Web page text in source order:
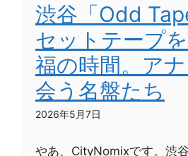
渋谷「Odd
セットテープ
福の時間。ア
会う名盤たち
2026年5月7日
やあ、CityNomixです。渋